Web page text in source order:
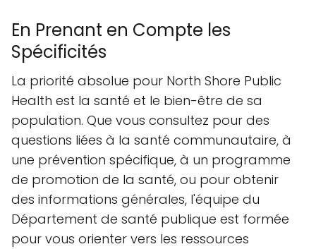
En Prenant en Compte les
Spécificités
La priorité absolue pour North Shore Public
Health est la santé et le bien-être de sa
population. Que vous consultez pour des
questions liées à la santé communautaire, à
une prévention spécifique, à un programme
de promotion de la santé, ou pour obtenir
des informations générales, l'équipe du
Département de santé publique est formée
pour vous orienter vers les ressources